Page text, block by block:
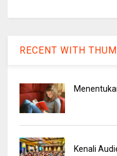
RECENT WITH
Kenali